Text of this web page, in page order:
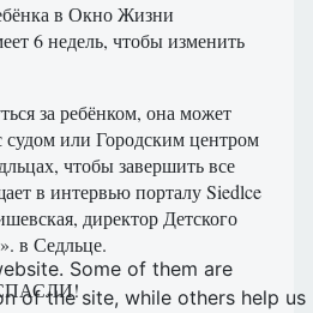
в Окно Жизни
6 недель, чтобы изменить
за ребёнком, она может
судом или Городским центром
чтобы завершить все
в интервью порталу Siedlce
директор Детского
в Седльце.
Some of them are
of the site, while others help us